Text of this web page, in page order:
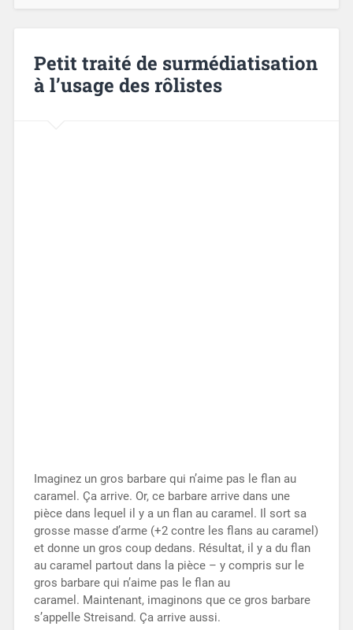
Petit traité de surmédiatisation
à l’usage des rôlistes
Imaginez un gros barbare qui n’aime pas le flan au
caramel. Ça arrive. Or, ce barbare arrive dans une
pièce dans lequel il y a un flan au caramel. Il sort sa
grosse masse d’arme (+2 contre les flans au caramel)
et donne un gros coup dedans. Résultat, il y a du flan
au caramel partout dans la pièce – y compris sur le
gros barbare qui n’aime pas le flan au
caramel. Maintenant, imaginons que ce gros barbare
s’appelle Streisand. Ça arrive aussi.